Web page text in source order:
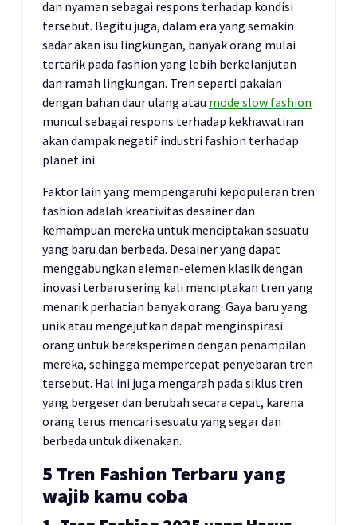
dan nyaman sebagai respons terhadap kondisi
tersebut. Begitu juga, dalam era yang semakin
sadar akan isu lingkungan, banyak orang mulai
tertarik pada fashion yang lebih berkelanjutan
dan ramah lingkungan. Tren seperti pakaian
dengan bahan daur ulang atau mode slow fashion
muncul sebagai respons terhadap kekhawatiran
akan dampak negatif industri fashion terhadap
planet ini.
Faktor lain yang mempengaruhi kepopuleran tren
fashion adalah kreativitas desainer dan
kemampuan mereka untuk menciptakan sesuatu
yang baru dan berbeda. Desainer yang dapat
menggabungkan elemen-elemen klasik dengan
inovasi terbaru sering kali menciptakan tren yang
menarik perhatian banyak orang. Gaya baru yang
unik atau mengejutkan dapat menginspirasi
orang untuk bereksperimen dengan penampilan
mereka, sehingga mempercepat penyebaran tren
tersebut. Hal ini juga mengarah pada siklus tren
yang bergeser dan berubah secara cepat, karena
orang terus mencari sesuatu yang segar dan
berbeda untuk dikenakan.
5 Tren Fashion Terbaru yang
wajib kamu coba